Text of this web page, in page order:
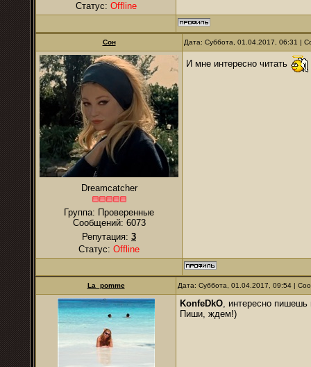
Статус: Offline
Сон Дата: Суббота, 01.04.2017, 06:31 |
Dreamcatcher
Группа: Проверенные
Сообщений: 6073
Репутация: 3
Статус: Offline
И мне интересно читать
La_pomme Дата: Суббота, 01.04.2017, 09:54 |
KonfeDkO, интересно
Пиши, ждем!)